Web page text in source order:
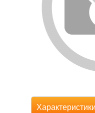
Характеристики